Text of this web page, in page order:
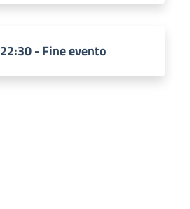
22:30 - Fine evento